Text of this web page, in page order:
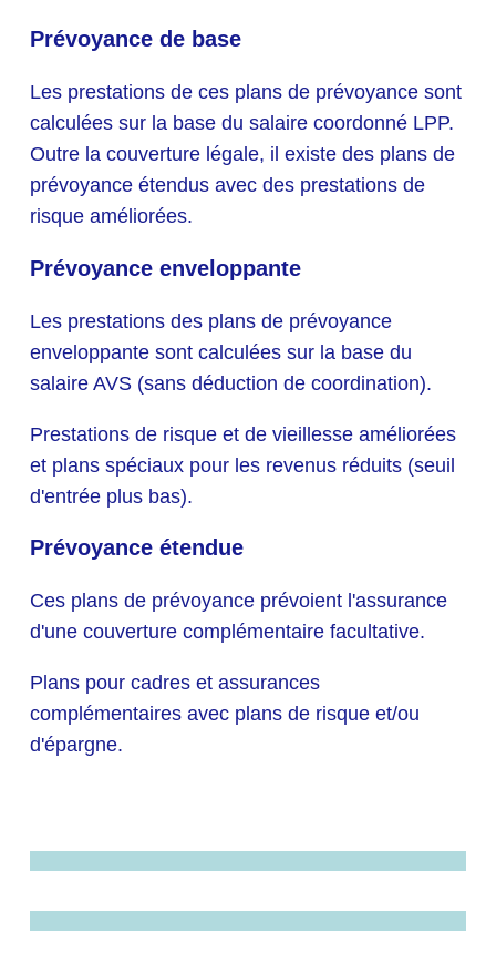
Prévoyance de base
Les prestations de ces plans de prévoyance sont
calculées sur la base du salaire coordonné LPP.
Outre la couverture légale, il existe des plans de
prévoyance étendus avec des prestations de
risque améliorées.
Prévoyance enveloppante
Les prestations des plans de prévoyance
enveloppante sont calculées sur la base du
salaire AVS (sans déduction de coordination).
Prestations de risque et de vieillesse améliorées
et plans spéciaux pour les revenus réduits (seuil
d'entrée plus bas).
Prévoyance étendue
Ces plans de prévoyance prévoient l'assurance
d'une couverture complémentaire facultative.
Plans pour cadres et assurances
complémentaires avec plans de risque et/ou
d'épargne.